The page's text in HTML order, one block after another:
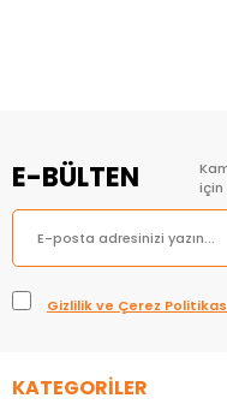
E-BÜLTEN
için
Gizlilik ve Çerez
KATEGORİLER